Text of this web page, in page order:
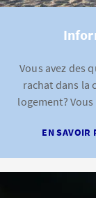
Vous avez des
rachat dans la
logement?
EN SAVOIR